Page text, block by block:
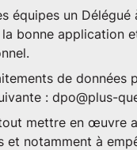
équipes un
bonne application
de
: dpo@plus-
mettre en
et notamment à